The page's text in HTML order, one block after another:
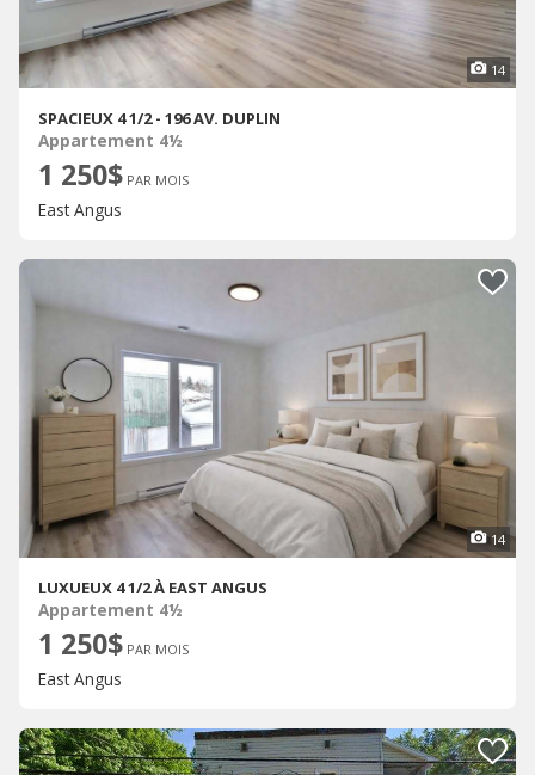
14
SPACIEUX 4 1/2 - 196 AV. DUPLIN
Appartement 4½
1 250$ PAR MOIS
East Angus
14
LUXUEUX 4 1/2 À EAST ANGUS
Appartement 4½
1 250$ PAR MOIS
East Angus